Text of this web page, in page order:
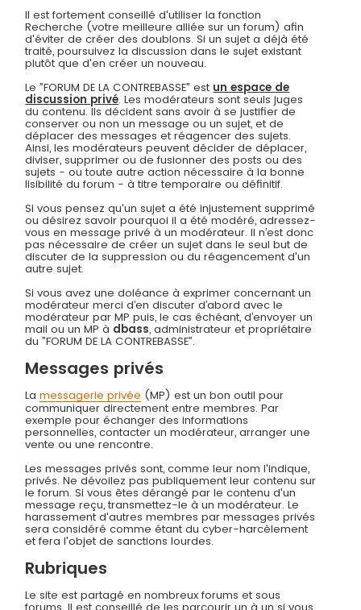
Il est fortement conseillé d'utiliser la fonction
Recherche (votre meilleure alliée sur un forum) afin
d'éviter de créer des doublons. Si un sujet a déjà été
traité, poursuivez la discussion dans le sujet existant
plutôt que d'en créer un nouveau.
Le ”FORUM DE LA CONTREBASSE” est un espace de
discussion privé. Les modérateurs sont seuls juges
du contenu. Ils décident sans avoir à se justifier de
conserver ou non un message ou un sujet, et de
déplacer des messages et réagencer des sujets.
Ainsi, les modérateurs peuvent décider de déplacer,
diviser, supprimer ou de fusionner des posts ou des
sujets - ou toute autre action nécessaire à la bonne
lisibilité du forum - à titre temporaire ou définitif.
Si vous pensez qu'un sujet a été injustement supprimé
ou désirez savoir pourquoi il a été modéré, adressez-
vous en message privé à un modérateur. Il n’est donc
pas nécessaire de créer un sujet dans le seul but de
discuter de la suppression ou du réagencement d'un
autre sujet.
Si vous avez une doléance à exprimer concernant un
modérateur merci d’en discuter d’abord avec le
modérateur par MP puis, le cas échéant, d’envoyer un
mail ou un MP à dbass, administrateur et propriétaire
du ”FORUM DE LA CONTREBASSE”.
Messages privés
Lamessagerie privée (MP) est un bon outil pour
communiquer directement entre membres. Par
exemple pour échanger des informations
personnelles, contacter un modérateur, arranger une
vente ou une rencontre.
Les messages privés sont, comme leur nom l'indique,
privés. Ne dévoilez pas publiquement leur contenu sur
le forum. Si vous êtes dérangé par le contenu d'un
message reçu, transmettez-le à un modérateur. Le
harassement d'autres membres par messages privés
sera considéré comme étant du cyber-harcèlement
et fera l'objet de sanctions lourdes.
Rubriques
Le site est partagé en nombreux forums et sous